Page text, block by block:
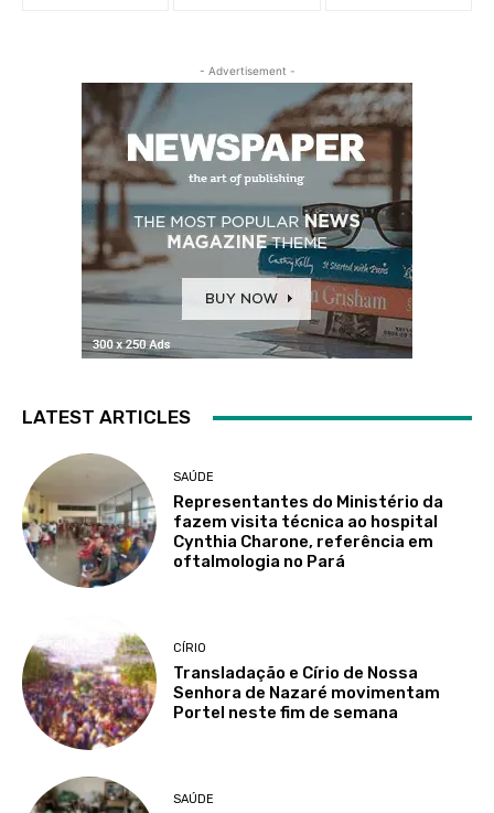
- Advertisement -
LATEST ARTICLES
SAÚDE
Representantes do Ministério da
fazem visita técnica ao hospital
Cynthia Charone, referência em
oftalmologia no Pará
CÍRIO
Transladação e Círio de Nossa
Senhora de Nazaré movimentam
Portel neste fim de semana
SAÚDE